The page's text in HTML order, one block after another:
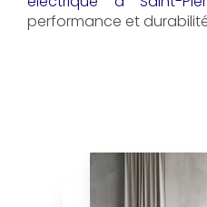
performance et